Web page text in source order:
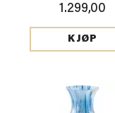
1.299,00
KJØP